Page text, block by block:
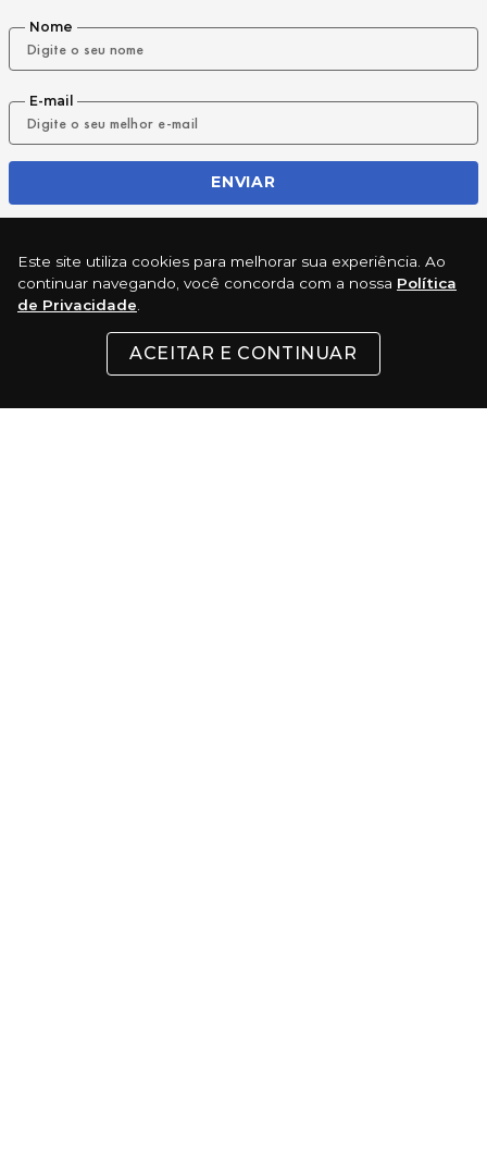
Este site utiliza cookies para melhorar sua experiência. Ao
continuar navegando, você concorda com a nossa Política
de Privacidade
ACEITAR E CONTINUAR
Nome
E-mail
ENVIAR
REDES SOCIAIS
INSTITUCIONAL